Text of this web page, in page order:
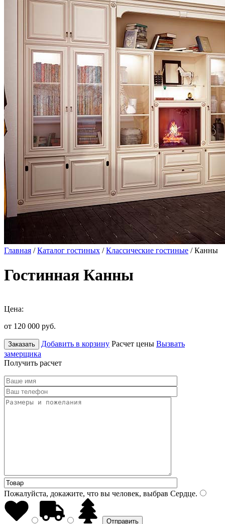
Главная /Каталог гостиных /Классические гостиные / Канны
Гостинная Канны
Цена:
от 120 000 руб.
Заказать Добавить в корзину Расчет цены Вызвать
замерщика
Получить расчет
Пожалуйста, докажите, что вы человек, выбрав Сердце.